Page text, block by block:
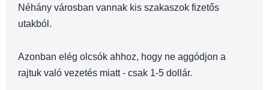
Néhány városban vannak kis szakaszok fizetős
utakból.
Azonban elég olcsók ahhoz, hogy ne aggódjon a
rajtuk való vezetés miatt - csak 1-5 dollár.